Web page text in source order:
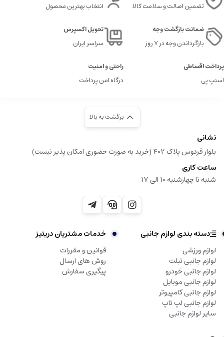
تضمین اصالت و سلامت کالا
انتخاب بهترین محصول
ضمانت بازگشت وجه
بازگرداندن وجه در ۷ روز
تحویل اکسپرس
سراسر ایران
پرداخت اقساطی
اسنپ پی
راحتی و امنیت
درگاه امن پرداخت
برگشت به بالا
نشانی
بلوار فردوس پلاک 402 (خرید به صورت حضوری امکان پذیر نیست)
ساعت کاری
شنبه تا چهارشنبه 10 الی 17
دسته بندی لوازم جانبی
لوازم ورزشی
لوازم جانبی تبلت
لوازم جانبی خودرو
لوازم جانبی موبایل
لوازم جانبی کامپیوتر
لوازم جانبی لپ تاپ
سایر لوازم جانبی
خدمات مشتریان دریتیز
قوانین و مقررات
روش های ارسال
پیگیری سفارش